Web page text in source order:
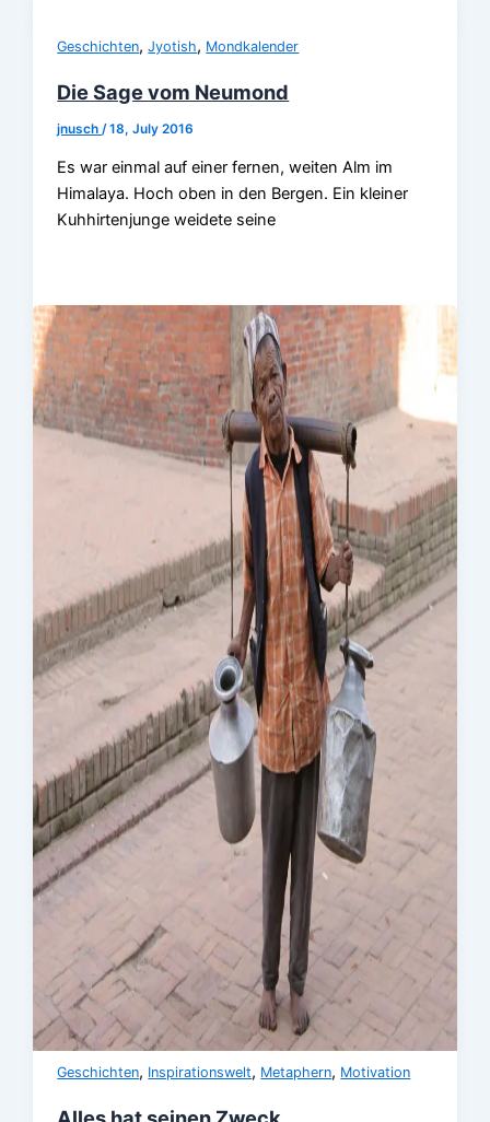
Geschichten,Jyotish, Mondkalender
Die Sage vom Neumond
jnusch /18, July 2016
Es war einmal auf einer fernen, weiten Alm im
Himalaya. Hoch oben in den Bergen. Ein kleiner
Kuhhirtenjunge weidete seine
Geschichten, Inspirationswelt, Metaphern, Motivation